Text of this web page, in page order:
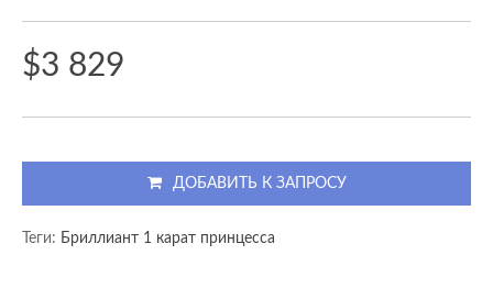
$3 829
ДОБАВИТЬ К ЗАПРОСУ
Теги: Бриллиант 1 карат принцесса